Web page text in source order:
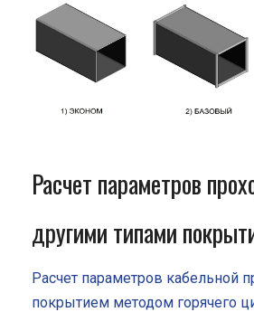
Расчет параметров
другими типами
Расчет параметров кабельной
покрытием методом горячего